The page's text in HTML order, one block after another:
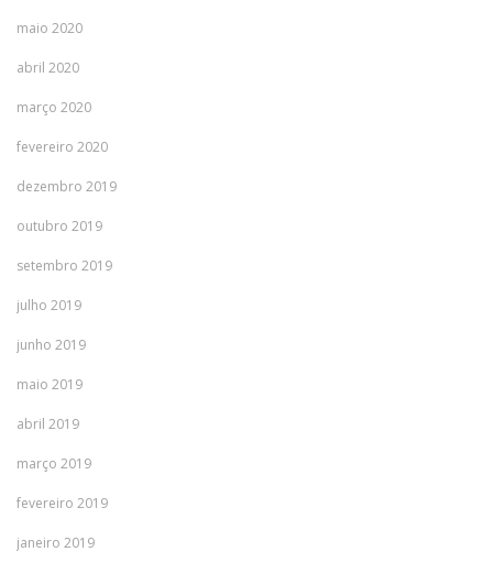
maio 2020
abril 2020
março 2020
fevereiro 2020
dezembro 2019
outubro 2019
setembro 2019
julho 2019
junho 2019
maio 2019
abril 2019
março 2019
fevereiro 2019
janeiro 2019